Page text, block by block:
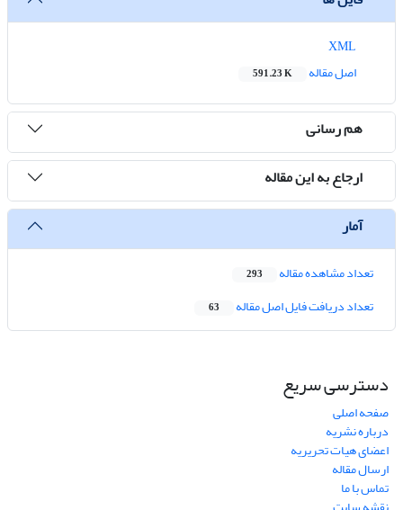
اصل مقاله
591.23 K
هم رسانی
ارجاع به این مقاله
آمار
تعداد مشاهده مقاله 293
تعداد دریافت فایل اصل مقاله 63
دسترسی سریع
صفحه اصلی
درباره نشریه
اعضای هیات تحریریه
ارسال مقاله
تماس با ما